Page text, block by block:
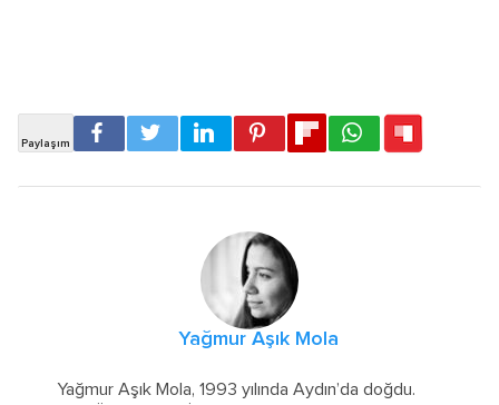
Yağmur Aşık Mola
Yağmur Aşık Mola, 1993 yılında Aydın’da doğdu.